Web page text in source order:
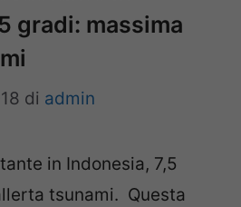
gradi: massima
di admin
in Indonesia, 7,5
tsunami. Questa